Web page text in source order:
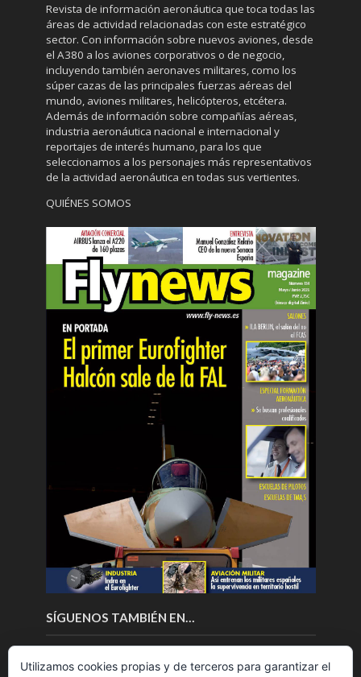
Revista de información aeronáutica que toca todas las
áreas de actividad relacionadas con este estratégico
sector. Con información sobre nuevos aviones, desde
el A380 a los aviones corporativos o de negocio,
incluyendo también aeronaves militares, como los
súper cazas de las principales fuerzas aéreas del
mundo, aviones militares, helicópteros, etcétera.
Además de información sobre compañías aéreas,
industria aeronáutica nacional e internacional y
reportajes de interés humano, para los que
seleccionamos a los personajes más representativos
de la actividad aeronáutica en todas sus vertientes.
QUIÉNES SOMOS
SÍGUENOS TAMBIÉN EN…
Utilizamos cookies propias y de terceros para garantizar el